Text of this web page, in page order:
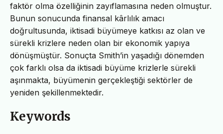
faktör olma özelliğinin zayıflamasına neden olmuştur.
Bunun sonucunda finansal kârlılık amacı
doğrultusunda, iktisadi büyümeye katkısı az olan ve
sürekli krizlere neden olan bir ekonomik yapıya
dönüşmüştür. Sonuçta Smith’in yaşadığı dönemden
çok farklı olsa da iktisadi büyüme krizlerle sürekli
aşınmakta, büyümenin gerçekleştiği sektörler de
yeniden şekillenmektedir.
Keywords